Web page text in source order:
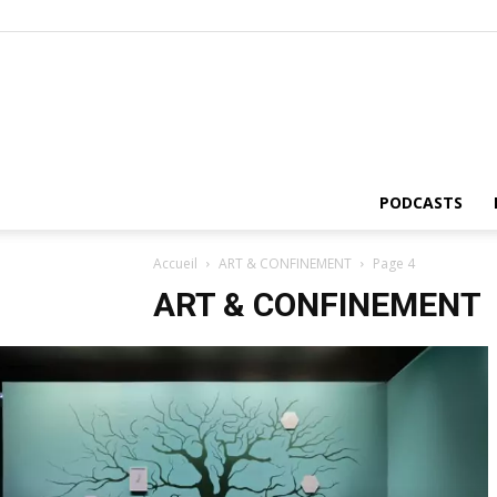
PODCASTS
Accueil ART & CONFINEMENT Page 4
ART & CONFINEMENT